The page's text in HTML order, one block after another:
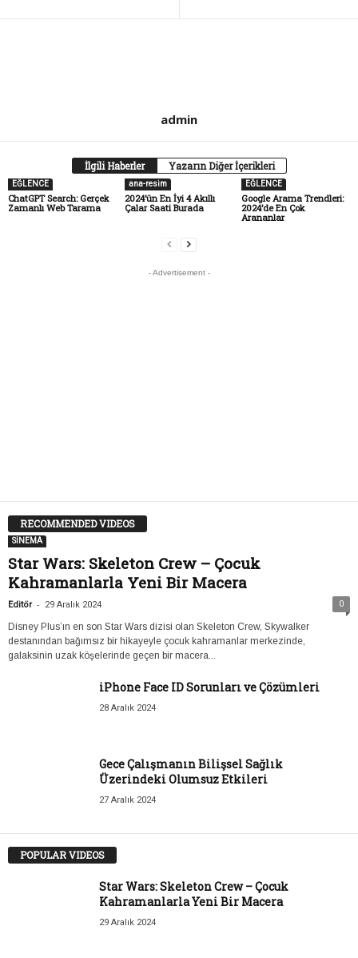
admin
İlgili Haberler Yazarın Diğer İçerikleri
EĞLENCE
ChatGPT Search: Gerçek
Zamanlı Web Tarama
ana-resim
2024’ün En İyi 4 Akıllı
Çalar Saati Burada
EĞLENCE
Google Arama Trendleri:
2024’de En Çok
Arananlar
- Advertisement -
RECOMMENDED VIDEOS
SİNEMA
Star Wars: Skeleton Crew – Çocuk
Kahramanlarla Yeni Bir Macera
Editör - 29 Aralık 2024 0
Disney Plus’ın en son Star Wars dizisi olan Skeleton Crew, Skywalker
destanından bağımsız bir hikayeyle çocuk kahramanlar merkezinde,
galaksinin uzak köşelerinde geçen bir macera...
iPhone Face ID Sorunları ve Çözümleri
28 Aralık 2024
Gece Çalışmanın Bilişsel Sağlık
Üzerindeki Olumsuz Etkileri
27 Aralık 2024
POPULAR VIDEOS
Star Wars: Skeleton Crew – Çocuk
Kahramanlarla Yeni Bir Macera
29 Aralık 2024